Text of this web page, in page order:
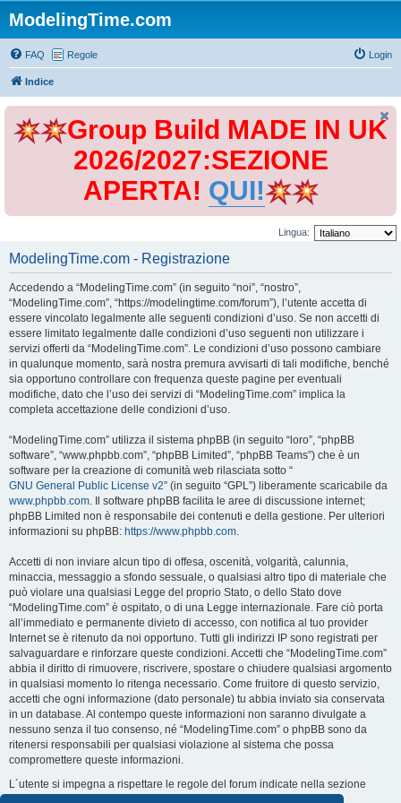
ModelingTime.com
FAQ Regole Login
Indice
Group Build MADE IN UK
2026/2027:SEZIONE
APERTA! QUI!
Lingua:
ModelingTime.com - Registrazione
Accedendo a “ModelingTime.com” (in seguito “noi”, “nostro”,
“ModelingTime.com”, “https://modelingtime.com/forum”), l’utente accetta di
essere vincolato legalmente alle seguenti condizioni d’uso. Se non accetti di
essere limitato legalmente dalle condizioni d’uso seguenti non utilizzare i
servizi offerti da “ModelingTime.com”. Le condizioni d’uso possono cambiare
in qualunque momento, sarà nostra premura avvisarti di tali modifiche, benché
sia opportuno controllare con frequenza queste pagine per eventuali
modifiche, dato che l’uso dei servizi di “ModelingTime.com” implica la
completa accettazione delle condizioni d’uso.
“ModelingTime.com” utilizza il sistema phpBB (in seguito “loro”, “phpBB
software”, “www.phpbb.com”, “phpBB Limited”, “phpBB Teams”) che è un
software per la creazione di comunità web rilasciata sotto “
GNU General Public License v2” (in seguito “GPL”) liberamente scaricabile da
www.phpbb.com. Il software phpBB facilita le aree di discussione internet;
phpBB Limited non è responsabile dei contenuti e della gestione. Per ulteriori
informazioni su phpBB: https://www.phpbb.com.
Accetti di non inviare alcun tipo di offesa, oscenità, volgarità, calunnia,
minaccia, messaggio a sfondo sessuale, o qualsiasi altro tipo di materiale che
può violare una qualsiasi Legge del proprio Stato, o dello Stato dove
“ModelingTime.com” è ospitato, o di una Legge internazionale. Fare ciò porta
all’immediato e permanente divieto di accesso, con notifica al tuo provider
Internet se è ritenuto da noi opportuno. Tutti gli indirizzi IP sono registrati per
salvaguardare e rinforzare queste condizioni. Accetti che “ModelingTime.com”
abbia il diritto di rimuovere, riscrivere, spostare o chiudere qualsiasi argomento
in qualsiasi momento lo ritenga necessario. Come fruitore di questo servizio,
accetti che ogni informazione (dato personale) tu abbia inviato sia conservata
in un database. Al contempo queste informazioni non saranno divulgate a
nessuno senza il tuo consenso, né “ModelingTime.com” o phpBB sono da
ritenersi responsabili per qualsiasi violazione al sistema che possa
compromettere queste informazioni.
L´utente si impegna a rispettare le regole del forum indicate nella sezione